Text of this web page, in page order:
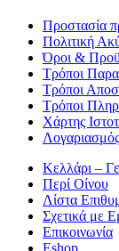
Προστασία
Πολιτική
Όροι &
Τρόποι
Τρόποι
Τρόποι
Χάρτης
Λογαριασμός
Κελλάρι –
Περί Οίνου
Λίστα
Σχετικά με
Επικοινωνία
Eshop